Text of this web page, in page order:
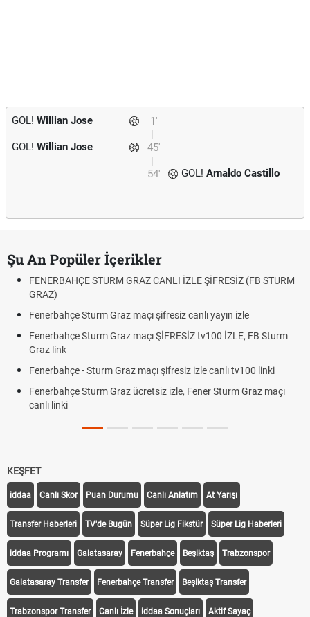
1'
GOL! Willian Jose
45'
GOL! Willian Jose
54' GOL! Arnaldo Castillo
Şu An Popüler İçerikler
FENERBAHÇE STURM GRAZ CANLI İZLE ŞİFRESİZ (FB STURM
GRAZ)
Fenerbahçe Sturm Graz maçı şifresiz canlı yayın izle
Fenerbahçe Sturm Graz maçı ŞİFRESİZ tv100 İZLE, FB Sturm
Graz link
Fenerbahçe - Sturm Graz maçı şifresiz izle canlı tv100 linki
Fenerbahçe Sturm Graz ücretsiz izle, Fener Sturm Graz maçı
canlı linki
KEŞFET
iddaa Canlı Skor Puan Durumu Canlı Anlatım At Yarışı
Transfer Haberleri TV'de Bugün Süper Lig Fikstür Süper Lig Haberleri
iddaa Programı Galatasaray Fenerbahçe Beşiktaş Trabzonspor
Galatasaray Transfer Fenerbahçe Transfer Beşiktaş Transfer
Trabzonspor Transfer Canlı İzle iddaa Sonuçları Aktif Sayaç